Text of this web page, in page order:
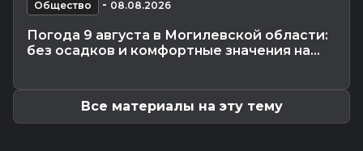
Калейдоскоп -07.08.2026 17:06
подъема, чем они полезны в...
Экономика 07.08.2026 16:14
Общество - 08.08.2026
Погода 9 августа в Могилевской области:
без осадков и комфортные значения на...
Все материалы на эту тему